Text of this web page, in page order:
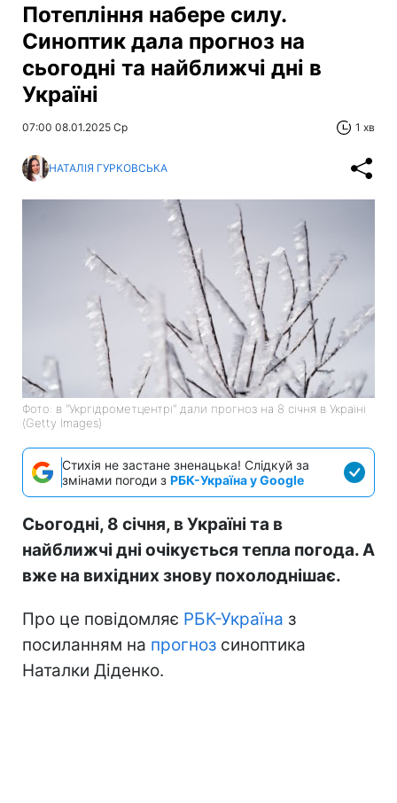
Потепління набере силу.
Синоптик дала прогноз на
сьогодні та найближчі дні в
Україні
07:00 08.01.2025 Ср 1 хв
НАТАЛІЯ ГУРКОВСЬКА
Фото: в "Укргідрометцентрі" дали прогноз на 8 січня в Україні
(Getty Images)
Стихія не застане зненацька! Слідкуй за
змінами погоди з РБК-Україна у Google
Сьогодні, 8 січня, в Україні та в
найближчі дні очікується тепла погода. А
вже на вихідних знову похолоднішає.
Про це повідомляє РБК-Україна з
посиланням на прогноз синоптика
Наталки Діденко.